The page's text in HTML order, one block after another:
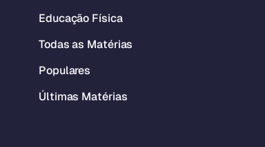
Educação Física
Todas as Matérias
Populares
Últimas Matérias